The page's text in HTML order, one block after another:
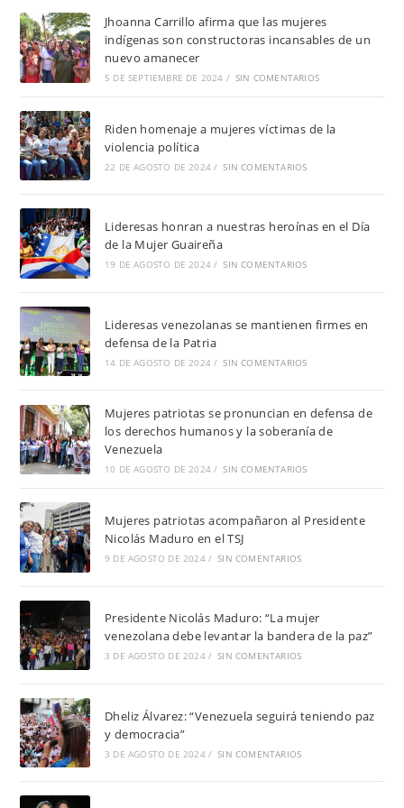
Jhoanna Carrillo afirma que las mujeres
indígenas son constructoras incansables de un
nuevo amanecer
5 DE SEPTIEMBRE DE 2024 / SIN COMENTARIOS
Riden homenaje a mujeres víctimas de la
violencia política
22 DE AGOSTO DE 2024 / SIN COMENTARIOS
Lideresas honran a nuestras heroínas en el Día
de la Mujer Guaireña
19 DE AGOSTO DE 2024 / SIN COMENTARIOS
Lideresas venezolanas se mantienen firmes en
defensa de la Patria
14 DE AGOSTO DE 2024 / SIN COMENTARIOS
Mujeres patriotas se pronuncian en defensa de
los derechos humanos y la soberanía de
Venezuela
10 DE AGOSTO DE 2024 / SIN COMENTARIOS
Mujeres patriotas acompañaron al Presidente
Nicolás Maduro en el TSJ
9 DE AGOSTO DE 2024 / SIN COMENTARIOS
Presidente Nicolás Maduro: “La mujer
venezolana debe levantar la bandera de la paz”
3 DE AGOSTO DE 2024 / SIN COMENTARIOS
Dheliz Álvarez: “Venezuela seguirá teniendo paz
y democracia”
3 DE AGOSTO DE 2024 / SIN COMENTARIOS